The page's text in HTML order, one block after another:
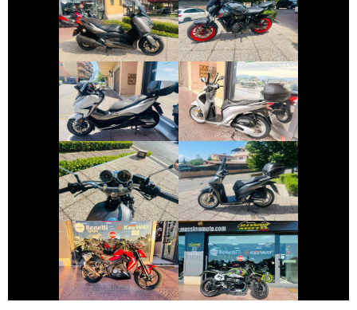
YAMAHA XMAX YAMAHA MT-07
HONDA FORZA-
350
€ 4.250 €
HONDA SH
€ 2.490 €
YAMAHA SR
€ 2.490 €
HONDA SH
€ 2.390 €
KEEWAY RKF
€ 2.800 €
BMW R-NINET
€ 10.490 €